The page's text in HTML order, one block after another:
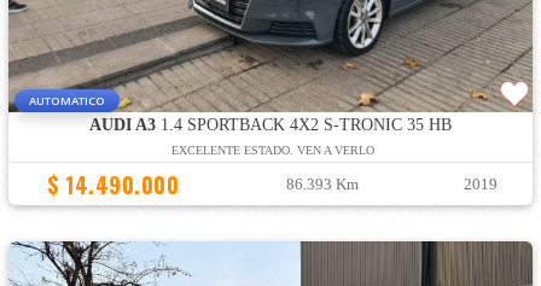
AUTOMATICO
AUDI A31.4 SPORTBACK 4X2 S-TRONIC 35 HB
EXCELENTE ESTADO. VEN A VERLO
$ 14.490.000 86.393 Km 2019